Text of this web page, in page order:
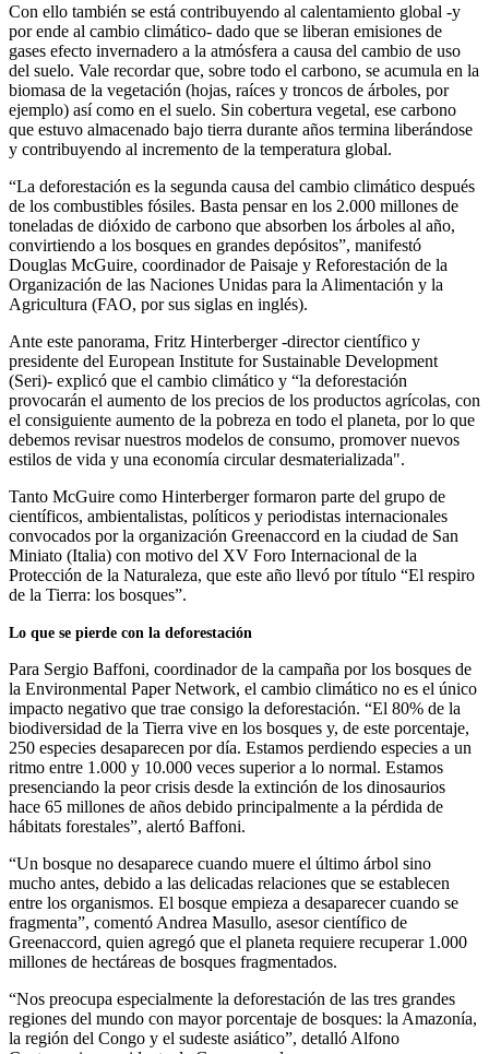
Con ello también se está contribuyendo al calentamiento global -y
por ende al cambio climático- dado que se liberan emisiones de
gases efecto invernadero a la atmósfera a causa del cambio de uso
del suelo. Vale recordar que, sobre todo el carbono, se acumula en la
biomasa de la vegetación (hojas, raíces y troncos de árboles, por
ejemplo) así como en el suelo. Sin cobertura vegetal, ese carbono
que estuvo almacenado bajo tierra durante años termina liberándose
y contribuyendo al incremento de la temperatura global.
“La deforestación es la segunda causa del cambio climático después
de los combustibles fósiles. Basta pensar en los 2.000 millones de
toneladas de dióxido de carbono que absorben los árboles al año,
convirtiendo a los bosques en grandes depósitos”, manifestó
Douglas McGuire, coordinador de Paisaje y Reforestación de la
Organización de las Naciones Unidas para la Alimentación y la
Agricultura (FAO, por sus siglas en inglés).
Ante este panorama, Fritz Hinterberger -director científico y
presidente del European Institute for Sustainable Development
(Seri)- explicó que el cambio climático y “la deforestación
provocarán el aumento de los precios de los productos agrícolas, con
el consiguiente aumento de la pobreza en todo el planeta, por lo que
debemos revisar nuestros modelos de consumo, promover nuevos
estilos de vida y una economía circular desmaterializada".
Tanto McGuire como Hinterberger formaron parte del grupo de
científicos, ambientalistas, políticos y periodistas internacionales
convocados por la organización Greenaccord en la ciudad de San
Miniato (Italia) con motivo del XV Foro Internacional de la
Protección de la Naturaleza, que este año llevó por título “El respiro
de la Tierra: los bosques”.
Lo que se pierde con la deforestación
Para Sergio Baffoni, coordinador de la campaña por los bosques de
la Environmental Paper Network, el cambio climático no es el único
impacto negativo que trae consigo la deforestación. “El 80% de la
biodiversidad de la Tierra vive en los bosques y, de este porcentaje,
250 especies desaparecen por día. Estamos perdiendo especies a un
ritmo entre 1.000 y 10.000 veces superior a lo normal. Estamos
presenciando la peor crisis desde la extinción de los dinosaurios
hace 65 millones de años debido principalmente a la pérdida de
hábitats forestales”, alertó Baffoni.
“Un bosque no desaparece cuando muere el último árbol sino
mucho antes, debido a las delicadas relaciones que se establecen
entre los organismos. El bosque empieza a desaparecer cuando se
fragmenta”, comentó Andrea Masullo, asesor científico de
Greenaccord, quien agregó que el planeta requiere recuperar 1.000
millones de hectáreas de bosques fragmentados.
“Nos preocupa especialmente la deforestación de las tres grandes
regiones del mundo con mayor porcentaje de bosques: la Amazonía,
la región del Congo y el sudeste asiático”, detalló Alfono